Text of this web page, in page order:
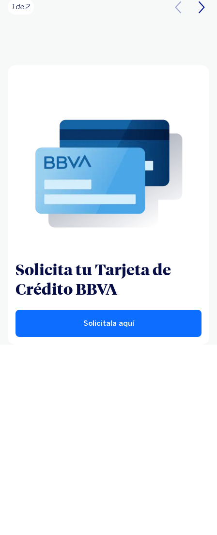
1 de 2
Solicita tu Tarjeta de
Crédito BBVA
Solicitala aquí